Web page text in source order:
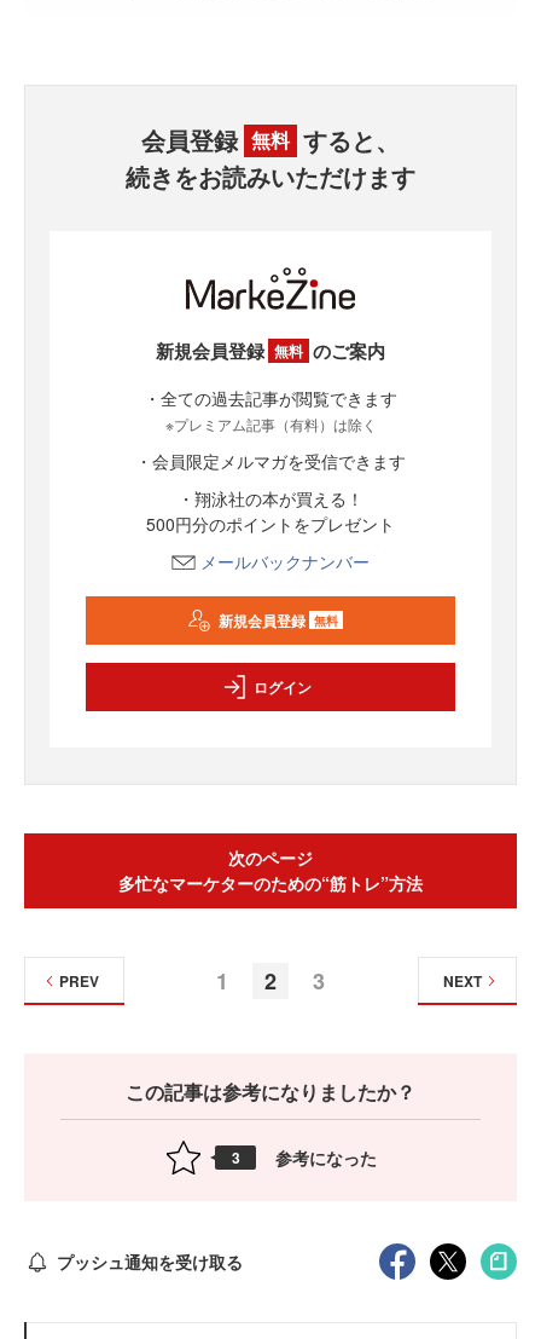
会員登録 無料 すると、
続きをお読みいただけます
新規会員登録 無料 のご案内
・全ての過去記事が閲覧できます
※プレミアム記事（有料）は除く
・会員限定メルマガを受信できます
・翔泳社の本が買える！
500円分のポイントをプレゼント
メールバックナンバー
新規会員登録 無料
ログイン
次のページ
多忙なマーケターのための“筋トレ”方法
1 2 3
PREV NEXT
この記事は参考になりましたか？
3 参考になった
プッシュ通知を受け取る